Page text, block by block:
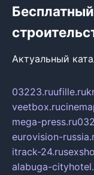
Актуальный
03223.ruufille.ru
veetbox.ru
mega-press.ru
eurovision-
itrack-24.ru
alabuga-